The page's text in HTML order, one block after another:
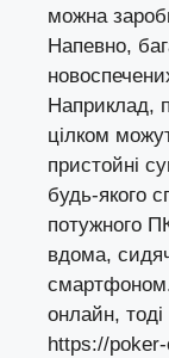
можна
Напевно,
Наприклад,
цілком
пристойні
будь-якого
потужного
вдома,
онлайн, тоді
https://